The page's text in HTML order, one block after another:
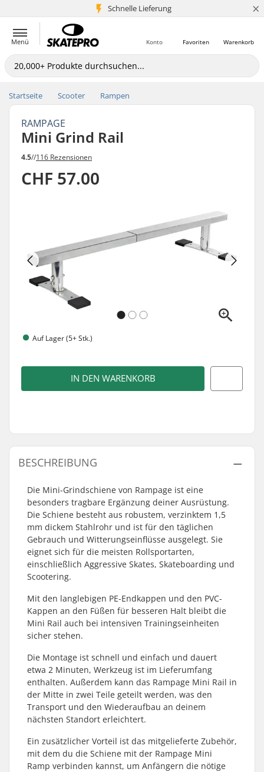
Schnelle Lieferung
5+ Mio. Kunden ×
Menü Warenkorb
Favoriten
Konto
Startseite Scooter Rampen
RAMPAGE
Mini Grind Rail
4.5//116 Rezensionen
CHF 57.00
Auf Lager (5+ Stk.)
IN DEN WARENKORB
BESCHREIBUNG
Die Mini-Grindschiene von Rampage ist eine
besonders tragbare Ergänzung deiner Ausrüstung.
Die Schiene besteht aus robustem, verzinktem 1,5
mm dickem Stahlrohr und ist für den täglichen
Gebrauch und Witterungseinflüsse ausgelegt. Sie
eignet sich für die meisten Rollsportarten,
einschließlich Aggressive Skates, Skateboarding und
Scootering.
Mit den langlebigen PE-Endkappen und den PVC-
Kappen an den Füßen für besseren Halt bleibt die
Mini Rail auch bei intensiven Trainingseinheiten
sicher stehen.
Die Montage ist schnell und einfach und dauert
etwa 2 Minuten, Werkzeug ist im Lieferumfang
enthalten. Außerdem kann das Rampage Mini Rail in
der Mitte in zwei Teile geteilt werden, was den
Transport und den Wiederaufbau an deinem
nächsten Standort erleichtert.
Ein zusätzlicher Vorteil ist das mitgelieferte Zubehör,
mit dem du die Schiene mit der Rampage Mini
Ramp verbinden kannst, um Anfängern die nötige